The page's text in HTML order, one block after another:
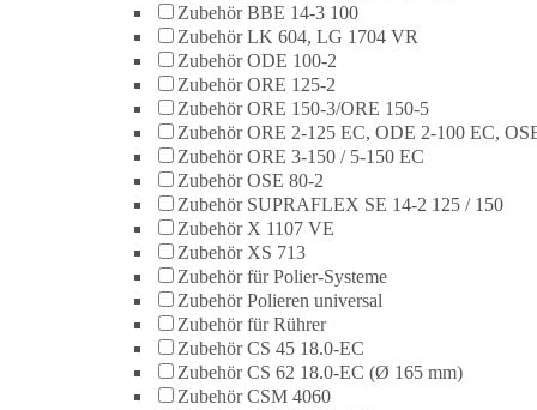
Zubehör BBE 14-3 100
Zubehör LK 604, LG 1704 VR
Zubehör ODE 100-2
Zubehör ORE 125-2
Zubehör ORE 150-3/ORE 150-5
Zubehör ORE 2-125 EC, ODE 2-100 EC,
Zubehör ORE 3-150 / 5-150 EC
Zubehör OSE 80-2
Zubehör SUPRAFLEX SE 14-2 125 / 150
Zubehör X 1107 VE
Zubehör XS 713
Zubehör für Polier-Systeme
Zubehör Polieren universal
Zubehör für Rührer
Zubehör CS 45 18.0-EC
Zubehör CS 62 18.0-EC (Ø 165 mm)
Zubehör CSM 4060